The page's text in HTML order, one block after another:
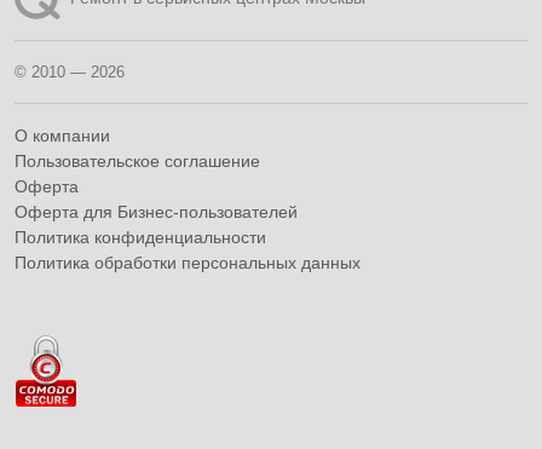
© 2010 — 2026
О компании
Пользовательское соглашение
Оферта
Оферта для Бизнес-пользователей
Политика конфиденциальности
Политика обработки персональных данных